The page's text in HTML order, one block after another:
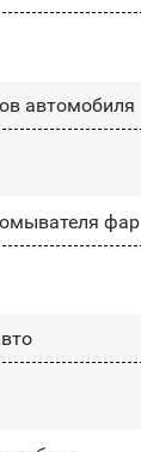
автомобиля
фар